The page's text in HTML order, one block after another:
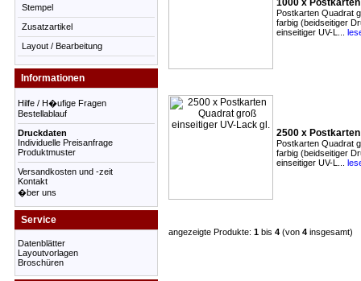
Stempel
Zusatzartikel
Layout / Bearbeitung
Informationen
Hilfe / H�ufige Fragen
Bestellablauf
Druckdaten
Individuelle Preisanfrage
Produktmuster
Versandkosten und -zeit
Kontakt
�ber uns
Service
Datenblätter
Layoutvorlagen
Broschüren
1000 x
Postkarten Quadrat
farbig (beidseitiger
einseitiger UV-L...
2500 x
Postkarten Quadrat
farbig (beidseitiger
einseitiger UV-L...
angezeigte Produkte: 1 bis 4 (von 4 insgesamt)